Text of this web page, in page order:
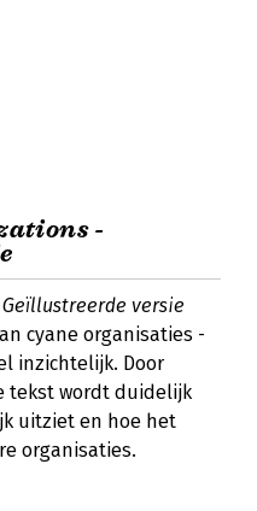
-
versie
cyane organisaties -
inzichtelijk. Door
tekst wordt duidelijk
uitziet en hoe het
organisaties.